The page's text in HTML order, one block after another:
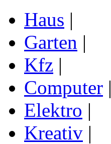
Haus |
Garten |
Kfz |
Computer |
Elektro |
Kreativ |